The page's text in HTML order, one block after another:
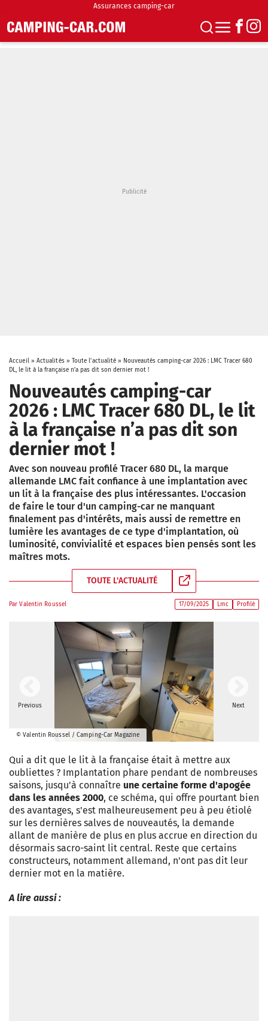
Assurances camping-car
Accueil» Actualités» Toute l'actualité » Nouveautés camping-car 2026 : LMC Tracer 680
DL, le lit à la française n’a pas dit son dernier mot !
Nouveautés camping-car
2026 : LMC Tracer 680 DL, le lit
à la française n’a pas dit son
dernier mot !
Avec son nouveau profilé Tracer 680 DL, la marque
allemande LMC fait confiance à une implantation avec
un lit à la française des plus intéressantes. L'occasion
de faire le tour d'un camping-car ne manquant
finalement pas d'intérêts, mais aussi de remettre en
lumière les avantages de ce type d'implantation, où
luminosité, convivialité et espaces bien pensés sont les
maîtres mots.
TOUTE L'ACTUALITÉ
ParValentin Roussel 17/09/2025 Lmc Profilé
Previous
© Valentin Roussel / Camping-Car Magazine
Next
Qui a dit que le lit à la française était à mettre aux
oubliettes ? Implantation phare pendant de nombreuses
saisons, jusqu'à connaître une certaine forme d'apogée
dans les années 2000, ce schéma, qui offre pourtant bien
des avantages, s'est malheureusement peu à peu étiolé
sur les dernières salves de nouveautés, la demande
allant de manière de plus en plus accrue en direction du
désormais sacro-saint lit central. Reste que certains
constructeurs, notamment allemand, n'ont pas dit leur
dernier mot en la matière.
A lire aussi :